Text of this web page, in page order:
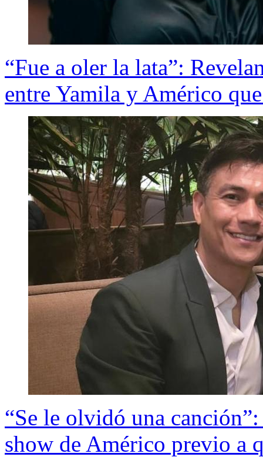
“Fue a oler la lata”:
entre Yamila y Américo
“Se le olvidó una
show de Américo previo a